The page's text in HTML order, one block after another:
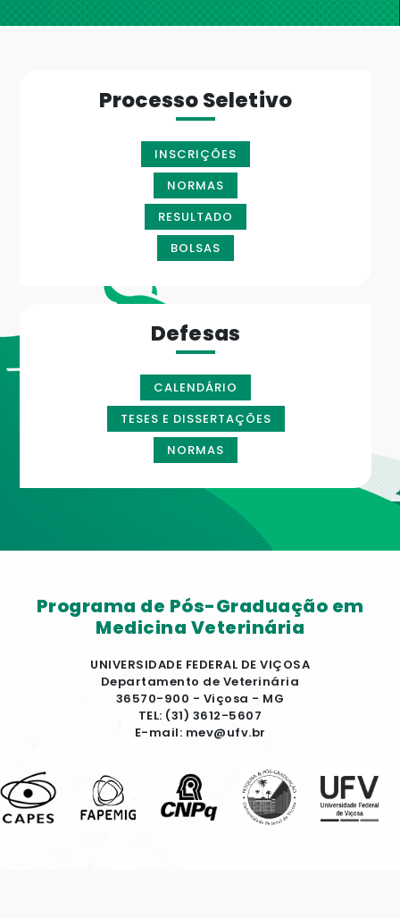
Processo Seletivo
INSCRIÇÕES
NORMAS
RESULTADO
BOLSAS
Defesas
CALENDÁRIO
TESES E DISSERTAÇÕES
NORMAS
Programa de Pós-Graduação em
Medicina Veterinária
UNIVERSIDADE FEDERAL DE VIÇOSA
Departamento de Veterinária
36570-900 - Viçosa - MG
TEL: (31) 3612-5607
E-mail: mev@ufv.br